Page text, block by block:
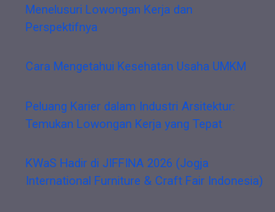
Menelusuri Lowongan Kerja dan
Perspektifnya
Cara Mengetahui Kesehatan Usaha UMKM
Peluang Karier dalam Industri Arsitektur:
Temukan Lowongan Kerja yang Tepat
KWaS Hadir di JIFFINA 2026 (Jogja
International Furniture & Craft Fair Indonesia)